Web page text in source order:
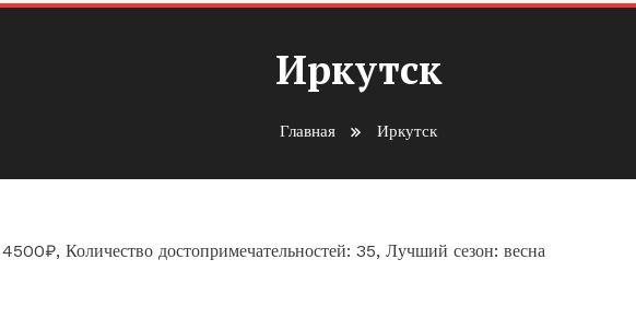
Иркутск
Главная Иркутск
Количество достопримечательностей: 35, Лучший сезон: весна